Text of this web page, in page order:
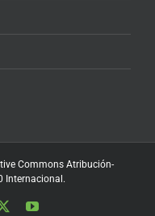
Commons Atribución-
Internacional .
YouTube